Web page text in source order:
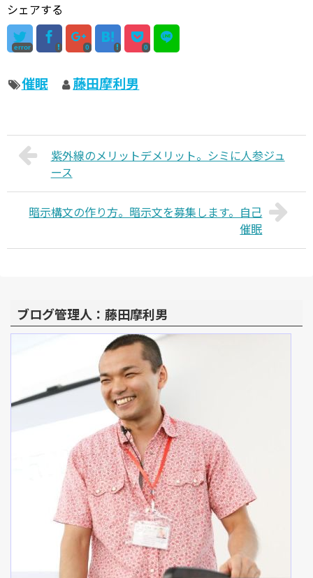
シェアする
error 0 0
催眠 藤田摩利男
紫外線のメリットデメリット。シミに人参ジュ
ース
暗示構文の作り方。暗示文を募集します。自己
催眠
ブログ管理人：藤田摩利男